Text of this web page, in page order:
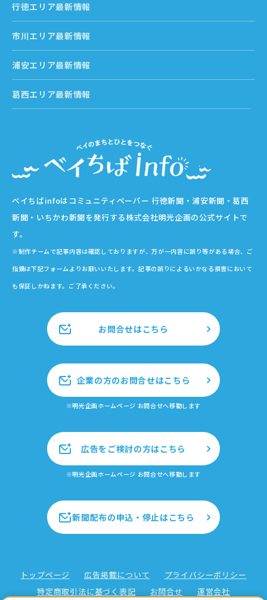
ベイちばinfoはコミュニティペーパー 行徳新聞・浦安新聞・葛西
新聞・いちかわ新聞を発行する株式会社明光企画の公式サイトで
す。
※制作チームで記事内容は確認しておりますが、万が一内容に誤り等がある場合、ご
指摘は下記フォームよりお願いいたします。記事の誤りによるいかなる損害において
も保証しかねます。ご了承ください。
お問合せはこちら
企業の方のお問合せはこちら
※明光企画ホームページ お問合せへ移動します
広告をご検討の方はこちら
※明光企画ホームページ お問合せへ移動します
新聞配布の申込・停止はこちら
行徳エリア最新情報
市川エリア最新情報
浦安エリア最新情報
葛西エリア最新情報
トップページ 広告掲載について
プライバシーポリシー
特定商取引法に基づく表記
お問合せ 運営会社